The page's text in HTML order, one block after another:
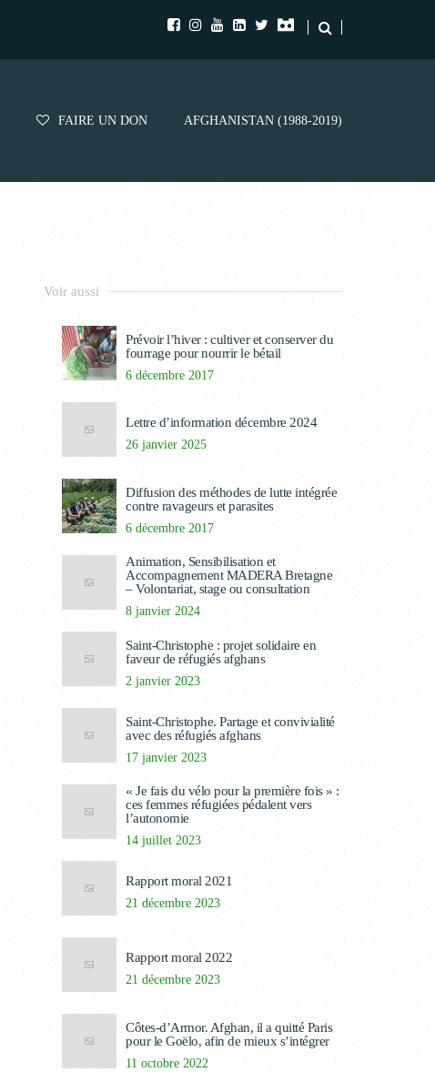
FAIRE UN DON AFGHANISTAN (1988-2019)
Voir aussi
Prévoir l’hiver : cultiver et conserver du
fourrage pour nourrir le bétail
6 décembre 2017
Lettre d’information décembre 2024
26 janvier 2025
Diffusion des méthodes de lutte intégrée
contre ravageurs et parasites
6 décembre 2017
Animation, Sensibilisation et
Accompagnement MADERA Bretagne
– Volontariat, stage ou consultation
8 janvier 2024
Saint-Christophe : projet solidaire en
faveur de réfugiés afghans
2 janvier 2023
Saint-Christophe. Partage et convivialité
avec des réfugiés afghans
17 janvier 2023
« Je fais du vélo pour la première fois » :
ces femmes réfugiées pédalent vers
l’autonomie
14 juillet 2023
Rapport moral 2021
21 décembre 2023
Rapport moral 2022
21 décembre 2023
Côtes-d’Armor. Afghan, il a quitté Paris
pour le Goëlo, afin de mieux s’intégrer
11 octobre 2022